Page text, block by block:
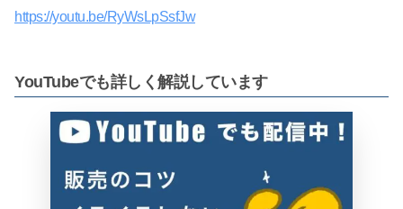
https://youtu.be/RyWsLpSsfJw
YouTubeでも詳しく解説しています